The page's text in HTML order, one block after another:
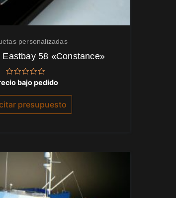
personalizadas
Eastbay 58 «Constance»
Valorado
con
0
de
5
bajo pedido
presupuesto